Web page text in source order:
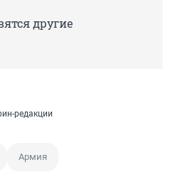
другие
редакции
Армия